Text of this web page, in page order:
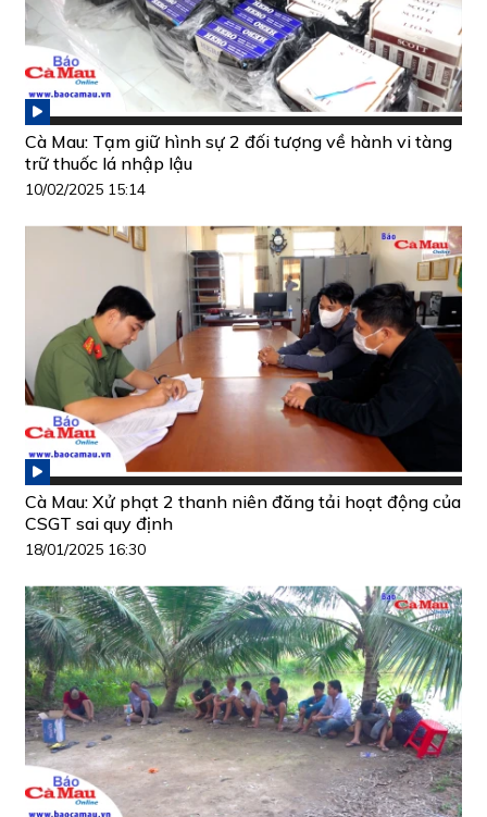
Cà Mau: Tạm giữ hình sự 2 đối tượng về hành vi tàng
trữ thuốc lá nhập lậu
10/02/2025 15:14
Cà Mau: Xử phạt 2 thanh niên đăng tải hoạt động của
CSGT sai quy định
18/01/2025 16:30